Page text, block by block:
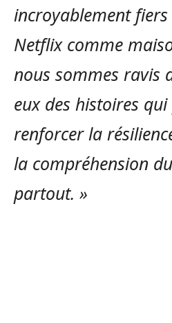
incroyablement fiers
Netflix comme
nous sommes ravis
eux des histoires
renforcer la
la compréhension
partout. »